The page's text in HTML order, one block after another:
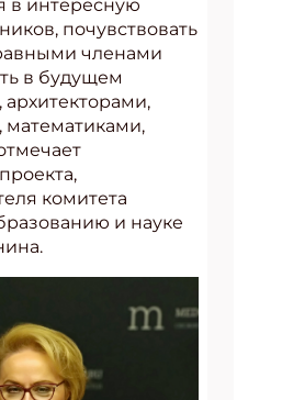
в интересную
почувствовать
членами
в будущем
математиками,
комитета
и науке